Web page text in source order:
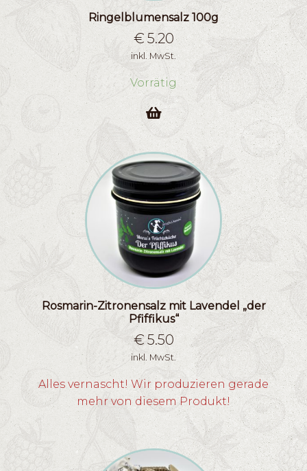
Ringelblumensalz 100g
€5.20
inkl. MwSt.
Vorrätig
Rosmarin-Zitronensalz mit Lavendel „der
Pfiffikus“
€ 5.50
inkl. MwSt.
Alles vernascht! Wir produzieren gerade
mehr von diesem Produkt!